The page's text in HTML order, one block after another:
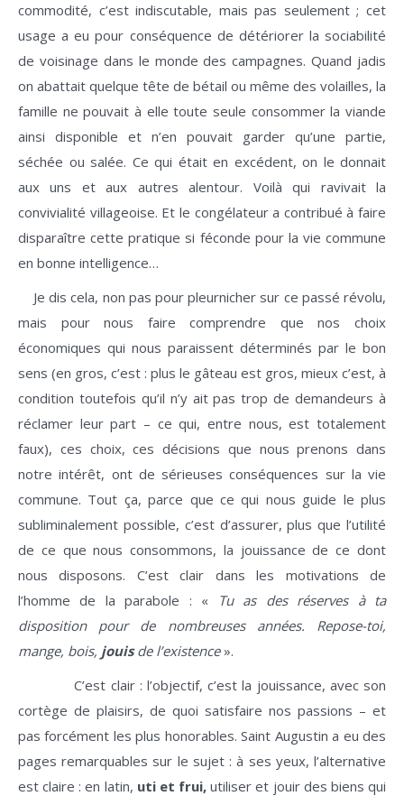
commodité, c’est indiscutable, mais pas seulement ; cet
usage a eu pour conséquence de détériorer la sociabilité
de voisinage dans le monde des campagnes. Quand jadis
on abattait quelque tête de bétail ou même des volailles, la
famille ne pouvait à elle toute seule consommer la viande
ainsi disponible et n’en pouvait garder qu’une partie,
séchée ou salée. Ce qui était en excédent, on le donnait
aux uns et aux autres alentour. Voilà qui ravivait la
convivialité villageoise. Et le congélateur a contribué à faire
disparaître cette pratique si féconde pour la vie commune
en bonne intelligence…
Je dis cela, non pas pour pleurnicher sur ce passé révolu,
mais pour nous faire comprendre que nos choix
économiques qui nous paraissent déterminés par le bon
sens (en gros, c’est : plus le gâteau est gros, mieux c’est, à
condition toutefois qu’il n’y ait pas trop de demandeurs à
réclamer leur part – ce qui, entre nous, est totalement
faux), ces choix, ces décisions que nous prenons dans
notre intérêt, ont de sérieuses conséquences sur la vie
commune. Tout ça, parce que ce qui nous guide le plus
subliminalement possible, c’est d’assurer, plus que l’utilité
de ce que nous consommons, la jouissance de ce dont
nous disposons. C’est clair dans les motivations de
l’homme de la parabole : «
Tu as des réserves à ta
disposition pour de nombreuses années. Repose-toi,
mange, bois, jouisde l’existence».
C’est clair : l’objectif, c’est la jouissance, avec son
cortège de plaisirs, de quoi satisfaire nos passions – et
pas forcément les plus honorables. Saint Augustin a eu des
pages remarquables sur le sujet : à ses yeux, l’alternative
est claire : en latin, uti et frui,utiliser et jouir des biens qui